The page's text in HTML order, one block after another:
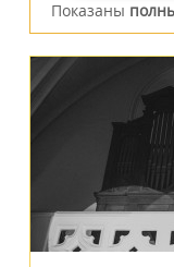
Показаны